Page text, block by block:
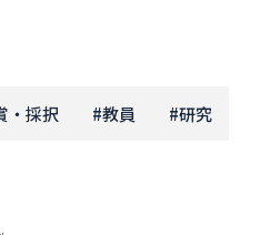
・採択 #教員 #研究